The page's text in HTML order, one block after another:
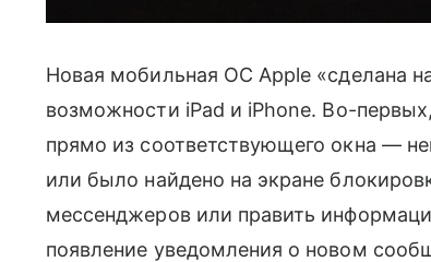
Новая мобильная ОС Apple «сделана
возможности iPad и iPhone. Во-
прямо из соответствующего окна —
или было найдено на экране
мессенджеров или править
появление уведомления о новом